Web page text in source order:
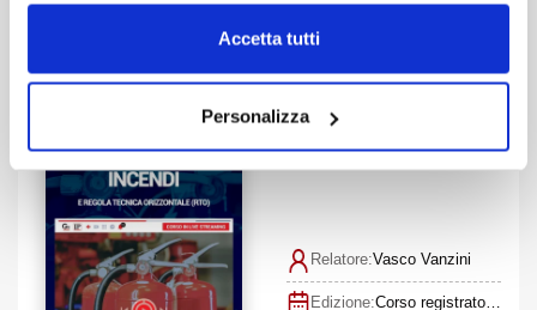
Accetta tutti
Personalizza
Codice di prevenzione
tecnica orizzontale
Relatore:Vasco Vanzini
Edizione: